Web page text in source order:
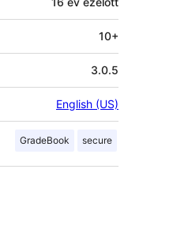
10+
3.0.5
English (US)
GradeBook secure